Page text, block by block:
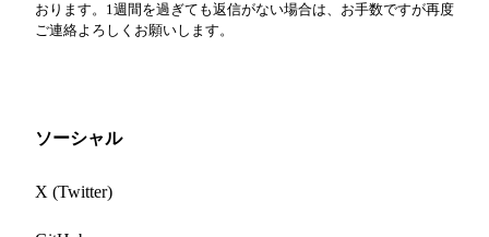
おります。1週間を過ぎても返信がない場合は、お手数ですが再度
ご連絡よろしくお願いします。
ソーシャル
X (Twitter)